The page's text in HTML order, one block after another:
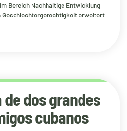
Bereich Nachhaltige Entwicklung
Geschlechtergerechtigkeit erweitert
dos grandes
cubanos